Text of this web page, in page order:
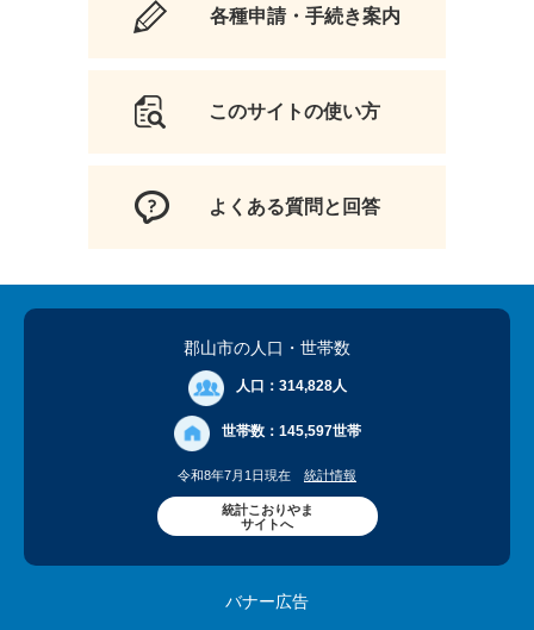
各種申請・手続き案内
このサイトの使い方
よくある質問と回答
郡山市の人口 ・世帯数
人口： 314,828人
世帯数： 145,597世帯
令和8年7月1日現在 統計情報
統計こおりやま
サイトへ
バナー広告